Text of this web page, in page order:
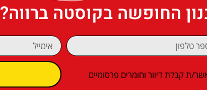
החופשה בקוסטה ברווה?
ת קבלת דיוור וחומרים פרסומיים